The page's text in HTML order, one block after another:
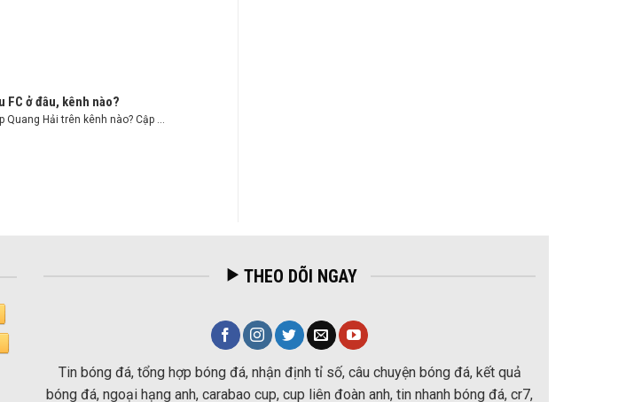
FC ở đâu, kênh nào?
Hải trên kênh nào? Cập ...
THEO DÕI NGAY
Tin bóng đá, tổng hợp bóng đá, nhận định tỉ số, câu chuyện bóng đá, kết quả
bóng đá, ngoại hạng anh, carabao cup, cup liên đoàn anh, tin nhanh bóng đá, cr7,